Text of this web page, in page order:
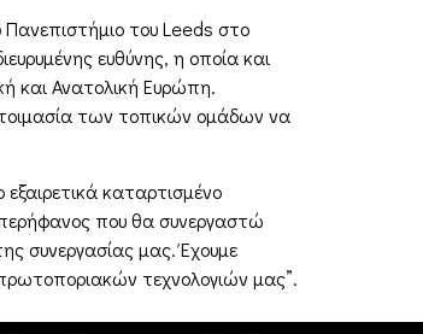
του Leeds στο
ευθύνης, η οποία και
και Ανατολική Ευρώπη.
των τοπικών ομάδων να
καταρτισμένο
περήφανος που θα συνεργαστώ
συνεργασίας μας. Έχουμε
τεχνολογιών μας”.